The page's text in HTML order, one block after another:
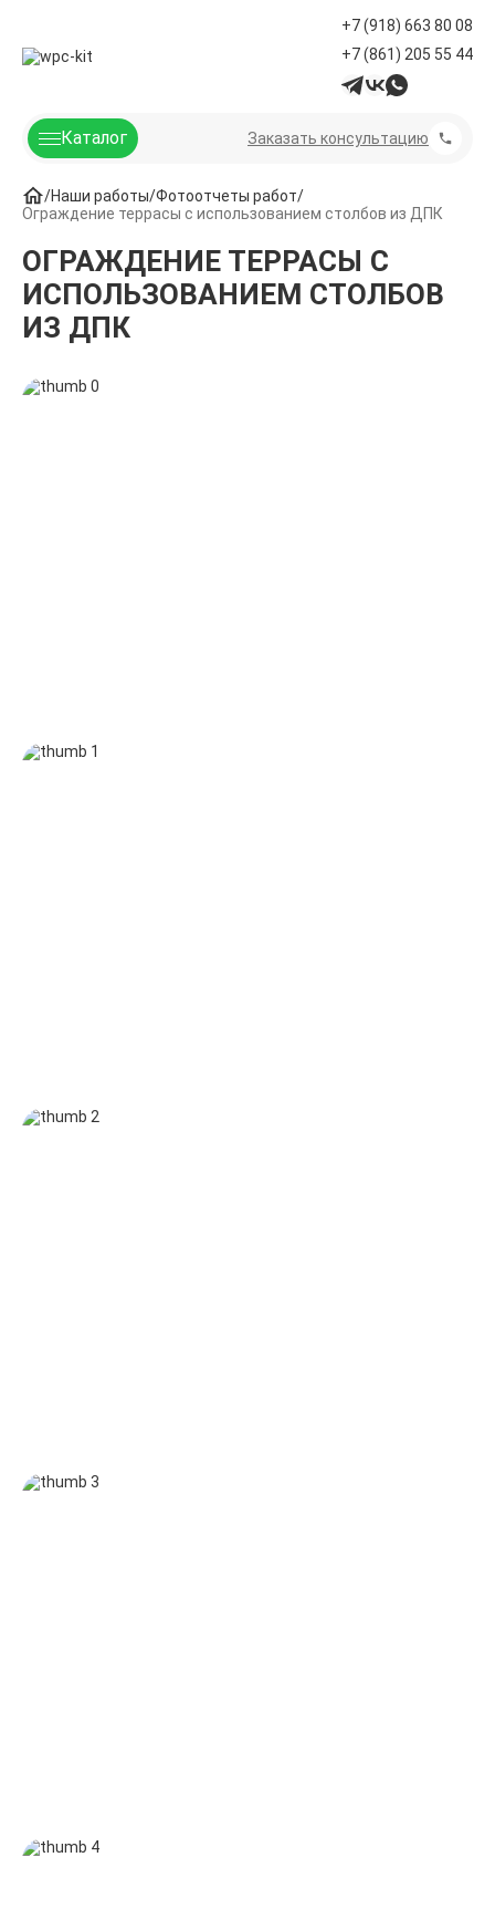
+7 (918) 663 80 08
+7 (861) 205 55 44
Каталог Заказать консультацию
Наши работы Фотоотчеты работ
Ограждение террасы с использованием столбов из ДПК
ОГРАЖДЕНИЕ ТЕРРАСЫ С
ИСПОЛЬЗОВАНИЕМ СТОЛБОВ
ИЗ ДПК